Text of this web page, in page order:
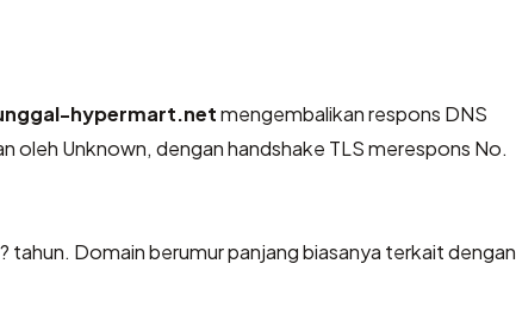
hypermart.netmengembalikan respons DNS
oleh Unknown, dengan handshake TLS merespons No.
Domain berumur panjang biasanya terkait dengan